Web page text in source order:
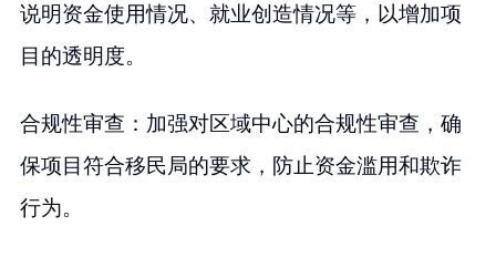
说明资金使用情况、就业创造情况等，以增加项
目的透明度。
合规性审查：加强对区域中心的合规性审查，确
保项目符合移民局的要求，防止资金滥用和欺诈
行为。